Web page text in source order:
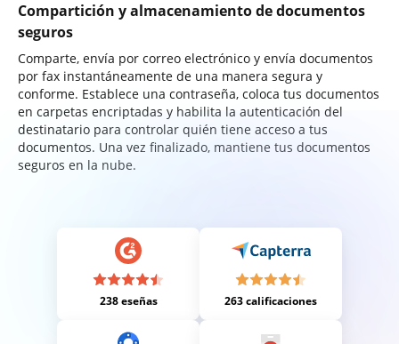
Compartición y almacenamiento de documentos
seguros
Comparte, envía por correo electrónico y envía documentos
por fax instantáneamente de una manera segura y
conforme. Establece una contraseña, coloca tus documentos
en carpetas encriptadas y habilita la autenticación del
destinatario para controlar quién tiene acceso a tus
documentos. Una vez finalizado, mantiene tus documentos
seguros en la nube.
238 eseñas 263 calificaciones